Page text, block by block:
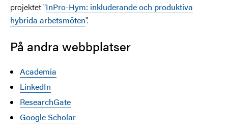
projektet "InPro-Hym: inkluderande och produktiva
hybrida arbetsmöten".
På andra webbplatser
Academia
LinkedIn
ResearchGate
Google Scholar